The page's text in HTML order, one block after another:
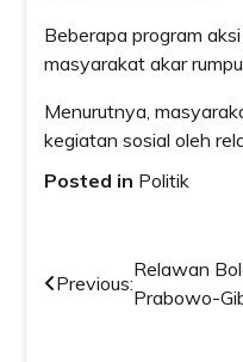
Beberapa program
masyarakat akar
Menurutnya,
kegiatan sosial oleh
Posted in Politik
Post
Previous:
Relawan
Prabowo-